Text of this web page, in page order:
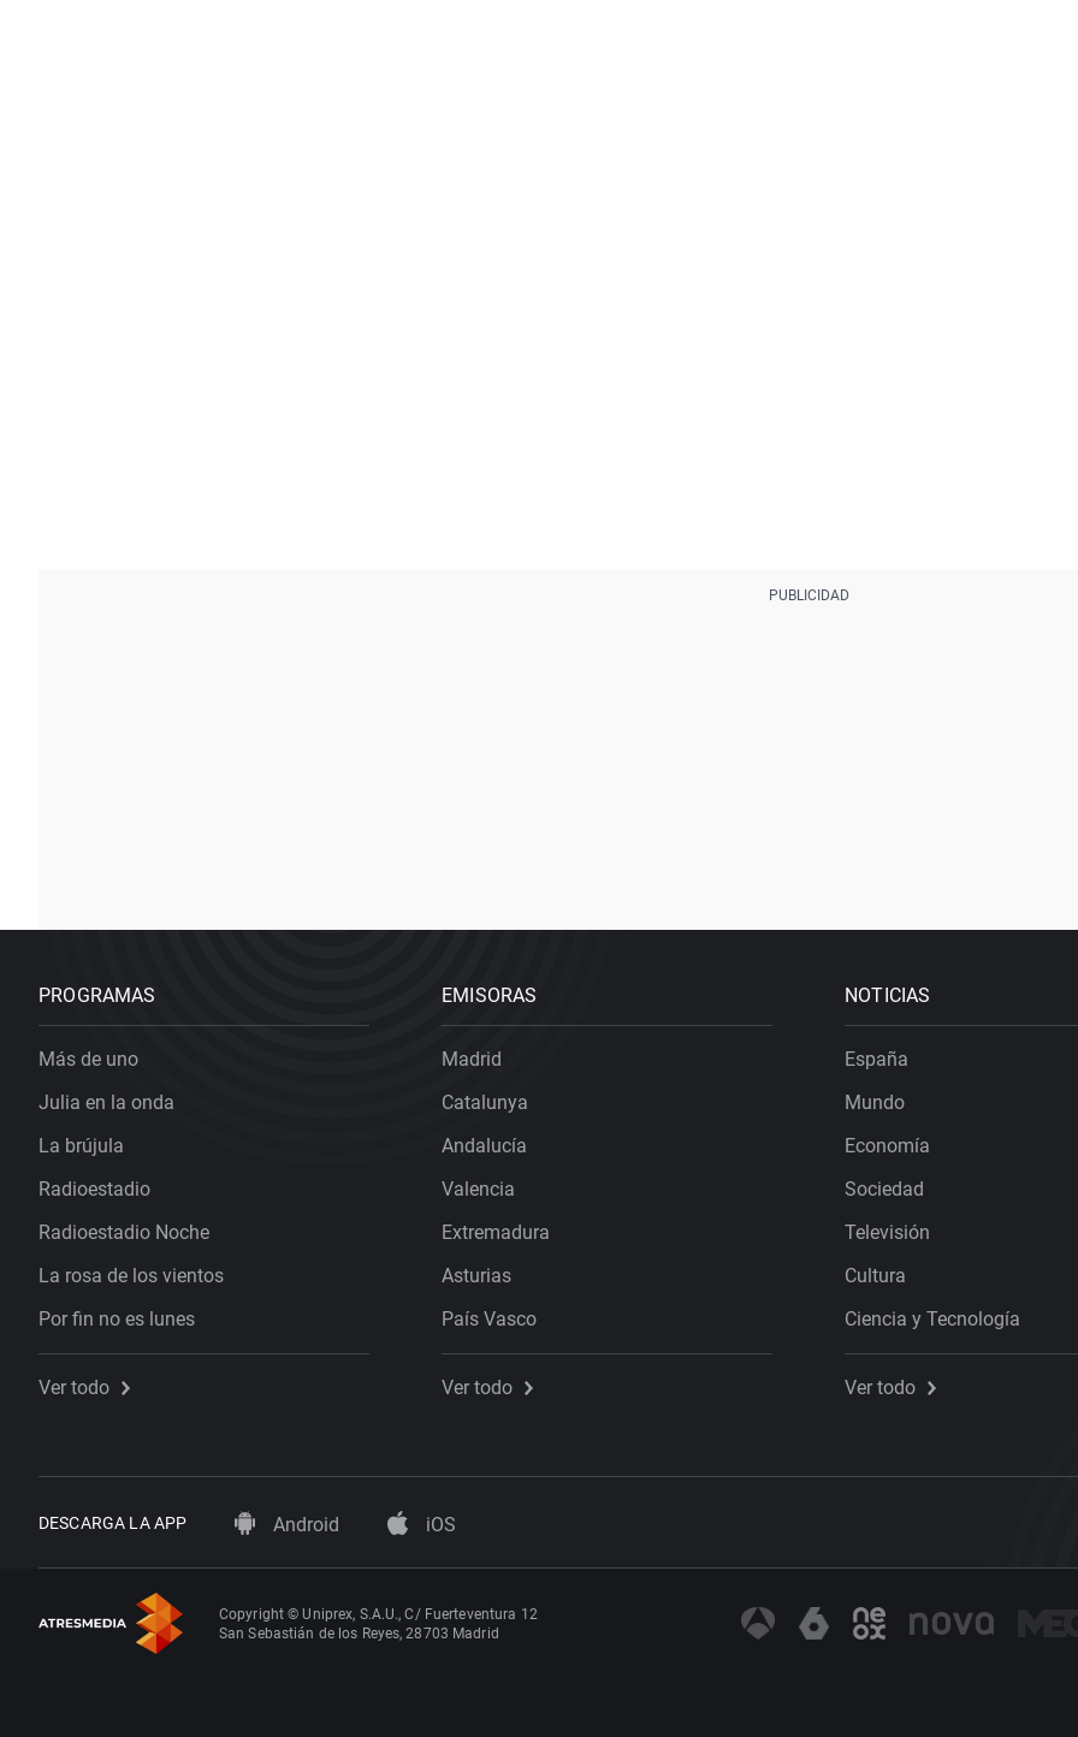
PROGRAMAS
Más de uno
Julia en la onda
La brújula
Radioestadio
Radioestadio Noche
La rosa de los vientos
Por fin no es lunes
Ver todo
EMISORAS
Madrid
Catalunya
Andalucía
Valencia
Extremadura
Asturias
País Vasco
Ver todo
NOTICIAS
España
Mundo
Economía
Sociedad
Televisión
Cultura
Ciencia y Tecnología
Ver todo
DESCARGA LA APP Android iOS
Copyright © Uniprex, S.A.U., C/ Fuerteventura 12
San Sebastián de los Reyes, 28703 Madrid